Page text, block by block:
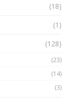
(18)
(1)
(128)
(23)
(14)
(3)